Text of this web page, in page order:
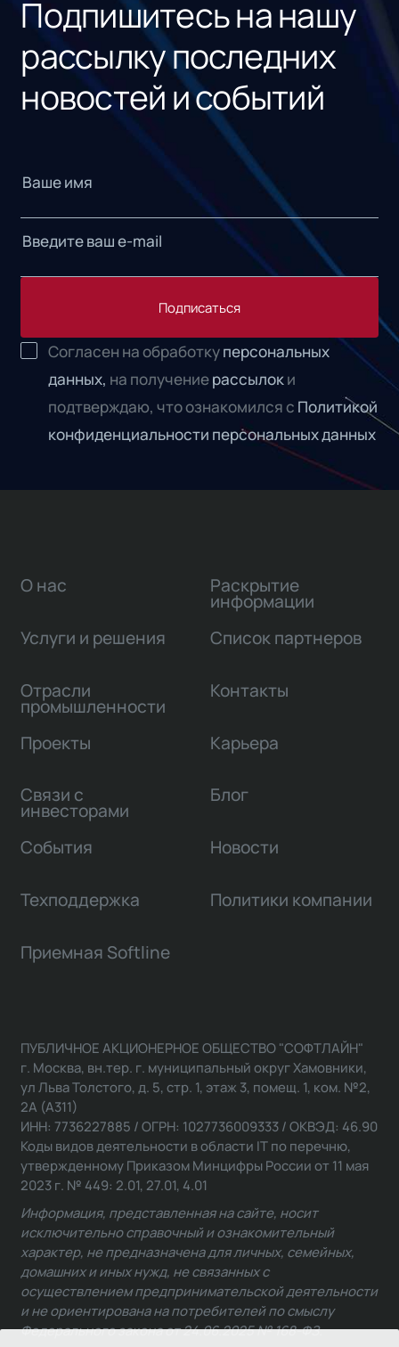
Подпишитесь на нашу
рассылку последних
новостей и событий
Подписаться
Согласен на обработкуперсональных
данных, на получениерассылоки
подтверждаю, что ознакомился с Политикой
конфиденциальности персональных данных
О нас
Услуги и решения
Отрасли
промышленности
Проекты
Связи с
инвесторами
Раскрытие
информации
Список партнеров
Контакты
Карьера
Блог
События Новости
Техподдержка Политики компании
Приемная Softline
ПУБЛИЧНОЕ АКЦИОНЕРНОЕ ОБЩЕСТВО "СОФТЛАЙН"
г. Москва, вн.тер. г. муниципальный округ Хамовники,
ул Льва Толстого, д. 5, стр. 1, этаж 3, помещ. 1, ком. №2,
2А (А311)
ИНН: 7736227885 / ОГРН: 1027736009333 / ОКВЭД: 46.90
Коды видов деятельности в области IT по перечню,
утвержденному Приказом Минцифры России от 11 мая
2023 г. № 449: 2.01, 27.01, 4.01
Информация, представленная на сайте, носит
исключительно справочный и ознакомительный
характер, не предназначена для личных, семейных,
домашних и иных нужд, не связанных с
осуществлением предпринимательской деятельности
и не ориентирована на потребителей по смыслу
Федерального закона от 24.06.2025 № 168-ФЗ.